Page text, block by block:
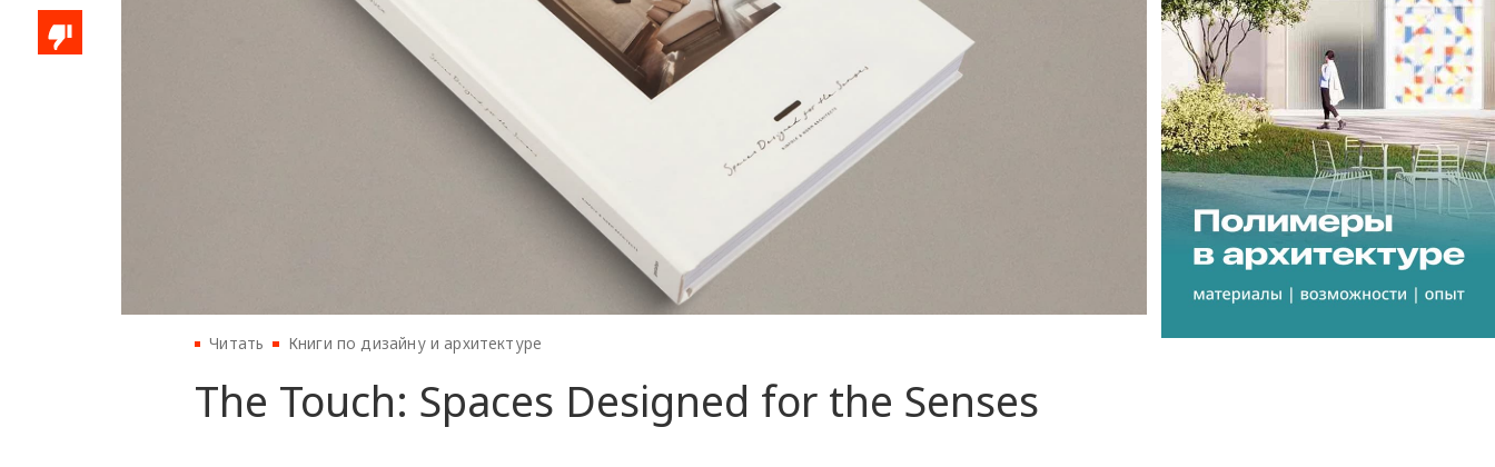
Читать Книги по дизайну и архитектуре
The Touch: Spaces Designed for the Senses